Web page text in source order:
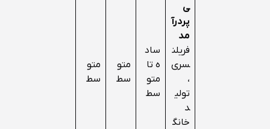
ی
پردرآ
مد
فریلن
سری
،
تولی
د
خانگ
ساد
ه تا
متو
سط
متو
سط
متو
سط